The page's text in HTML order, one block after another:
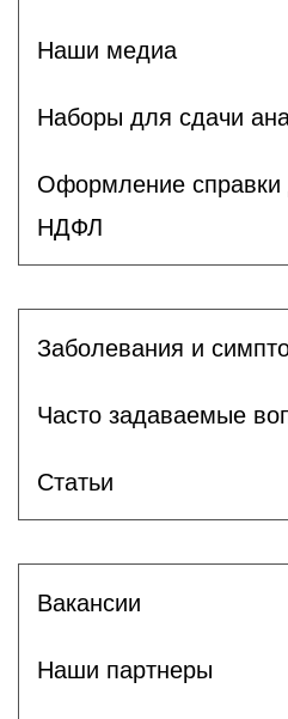
Наши медиа
Наборы для сдачи
Оформление справки
НДФЛ
Заболевания и
Часто задаваемые
Статьи
Вакансии
Наши партнеры